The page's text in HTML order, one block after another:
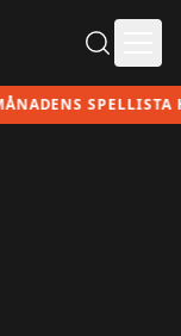
SPELLISTA